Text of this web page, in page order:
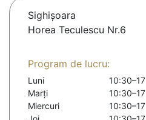
Sighişoara
Horea Teculescu Nr.6
Program de lucru:
Luni
10:30–17
Marți
10:30–17
Miercuri
10:30–17